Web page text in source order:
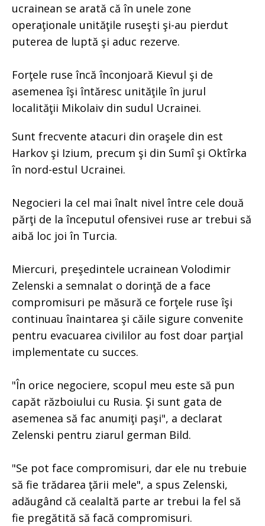
ucrainean se arată că în unele zone
operaţionale unităţile ruseşti şi-au pierdut
puterea de luptă şi aduc rezerve.
Forţele ruse încă înconjoară Kievul şi de
asemenea îşi întăresc unităţile în jurul
localităţii Mikolaiv din sudul Ucrainei.
Sunt frecvente atacuri din oraşele din est
Harkov şi Izium, precum şi din Sumî şi Oktîrka
în nord-estul Ucrainei.
Negocieri la cel mai înalt nivel între cele două
părţi de la începutul ofensivei ruse ar trebui să
aibă loc joi în Turcia.
Miercuri, preşedintele ucrainean Volodimir
Zelenski a semnalat o dorinţă de a face
compromisuri pe măsură ce forţele ruse îşi
continuau înaintarea şi căile sigure convenite
pentru evacuarea civililor au fost doar parţial
implementate cu succes.
"În orice negociere, scopul meu este să pun
capăt războiului cu Rusia. Şi sunt gata de
asemenea să fac anumiţi paşi", a declarat
Zelenski pentru ziarul german Bild.
"Se pot face compromisuri, dar ele nu trebuie
să fie trădarea ţării mele", a spus Zelenski,
adăugând că cealaltă parte ar trebui la fel să
fie pregătită să facă compromisuri.